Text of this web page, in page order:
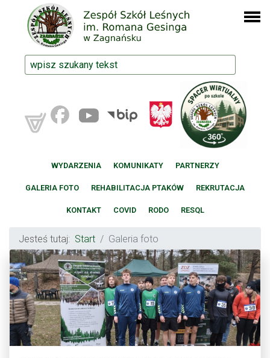
WYDARZENIA KOMUNIKATY PARTNERZY
GALERIA FOTO REHABILITACJA PTAKÓW REKRUTACJA
KONTAKT COVID RODO RESQL
Jesteś tutaj: Start Galeria foto